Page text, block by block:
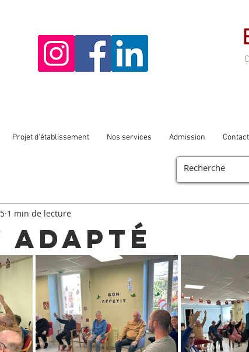
Projet d'établissement Nos services Admission Contact
1 min de lecture